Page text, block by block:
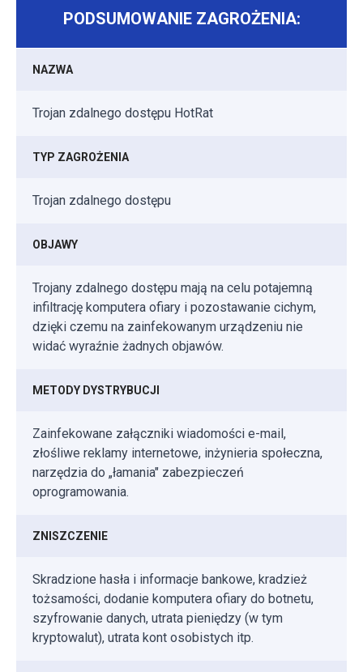
PODSUMOWANIE ZAGROŻENIA:
NAZWA
Trojan zdalnego dostępu HotRat
TYP ZAGROŻENIA
Trojan zdalnego dostępu
OBJAWY
Trojany zdalnego dostępu mają na celu potajemną
infiltrację komputera ofiary i pozostawanie cichym,
dzięki czemu na zainfekowanym urządzeniu nie
widać wyraźnie żadnych objawów.
METODY DYSTRYBUCJI
Zainfekowane załączniki wiadomości e-mail,
złośliwe reklamy internetowe, inżynieria społeczna,
narzędzia do „łamania" zabezpieczeń
oprogramowania.
ZNISZCZENIE
Skradzione hasła i informacje bankowe, kradzież
tożsamości, dodanie komputera ofiary do botnetu,
szyfrowanie danych, utrata pieniędzy (w tym
kryptowalut), utrata kont osobistych itp.